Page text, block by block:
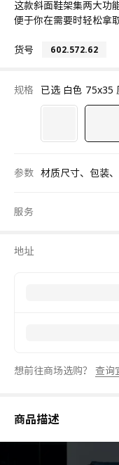
这款斜面鞋架集两大
便于你在需要时轻松拿
货号 602.572.62
规格 已选 白色 75x35
参数 材质尺寸、包装
服务
地址
想前往商场选购？ 查询
商品描述